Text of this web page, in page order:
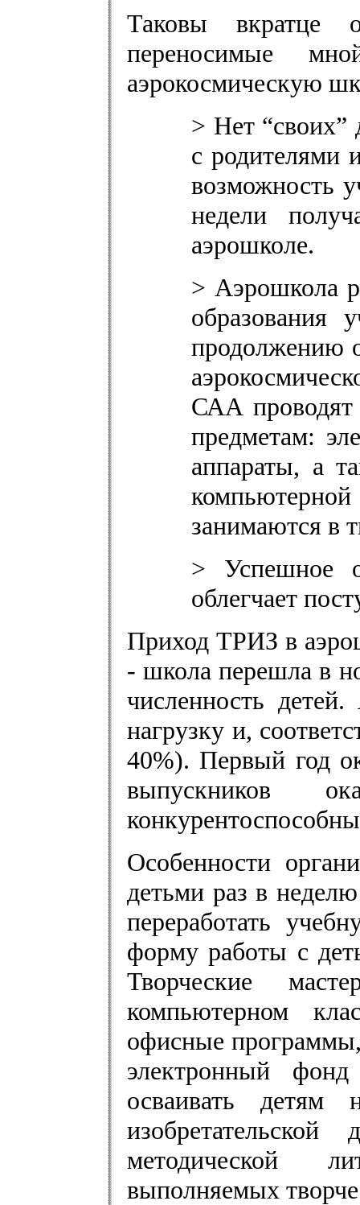
Таковы вкратце
переносимые
аэрокосмическую
> Нет “своих”
с родителями
возможность
недели
аэрошколе.
> Аэрошкола
образования
продолжению
САА проводят
предметам:
аппараты, а
занимаются в
> Успешное
облегчает
Приход ТРИЗ в
- школа перешла в
численность
нагрузку и,
40%). Первый год
выпускников
Особенности
детьми раз в
переработать
форму работы с
Творческие
компьютерном
офисные
электронный
осваивать детям
изобретательской
методической
выполняемых